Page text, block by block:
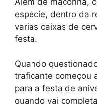
espécie, dentro da
varias caixas de
festa.
Quando
traficante começou
para a festa de
quando vai